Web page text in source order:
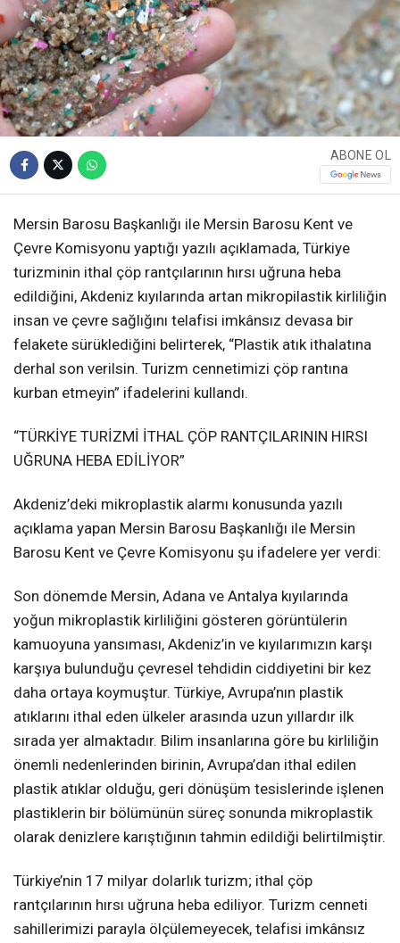
ABONE OL
Mersin Barosu Başkanlığı ile Mersin Barosu Kent ve
Çevre Komisyonu yaptığı yazılı açıklamada, Türkiye
turizminin ithal çöp rantçılarının hırsı uğruna heba
edildiğini, Akdeniz kıyılarında artan mikropilastik kirliliğin
insan ve çevre sağlığını telafisi imkânsız devasa bir
felakete sürüklediğini belirterek, “Plastik atık ithalatına
derhal son verilsin. Turizm cennetimizi çöp rantına
kurban etmeyin” ifadelerini kullandı.
“TÜRKİYE TURİZMİ İTHAL ÇÖP RANTÇILARININ HIRSI
UĞRUNA HEBA EDİLİYOR”
Akdeniz’deki mikroplastik alarmı konusunda yazılı
açıklama yapan Mersin Barosu Başkanlığı ile Mersin
Barosu Kent ve Çevre Komisyonu şu ifadelere yer verdi:
Son dönemde Mersin, Adana ve Antalya kıyılarında
yoğun mikroplastik kirliliğini gösteren görüntülerin
kamuoyuna yansıması, Akdeniz’in ve kıyılarımızın karşı
karşıya bulunduğu çevresel tehdidin ciddiyetini bir kez
daha ortaya koymuştur. Türkiye, Avrupa’nın plastik
atıklarını ithal eden ülkeler arasında uzun yıllardır ilk
sırada yer almaktadır. Bilim insanlarına göre bu kirliliğin
önemli nedenlerinden birinin, Avrupa’dan ithal edilen
plastik atıklar olduğu, geri dönüşüm tesislerinde işlenen
plastiklerin bir bölümünün süreç sonunda mikroplastik
olarak denizlere karıştığının tahmin edildiği belirtilmiştir.
Türkiye’nin 17 milyar dolarlık turizm; ithal çöp
rantçılarının hırsı uğruna heba ediliyor. Turizm cenneti
sahillerimizi parayla ölçülemeyecek, telafisi imkânsız